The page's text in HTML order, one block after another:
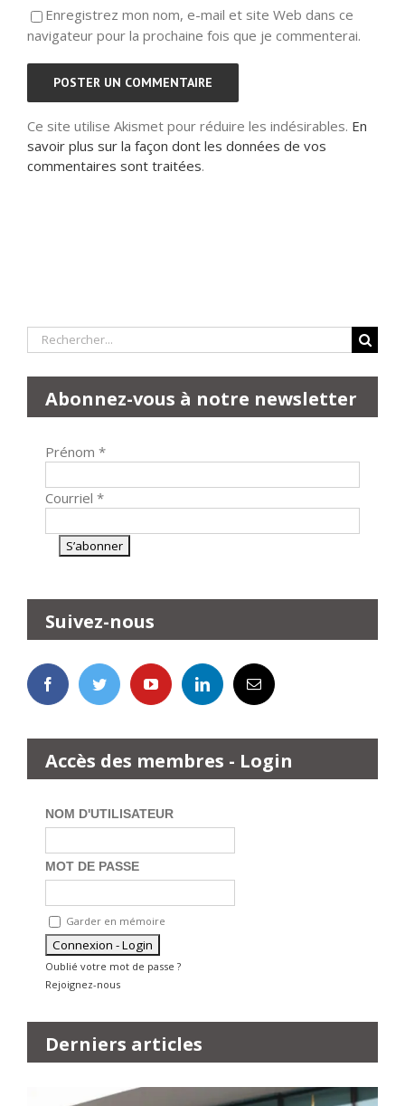
Enregistrez mon nom, e-mail et site Web dans ce
navigateur pour la prochaine fois que je commenterai.
Ce site utilise Akismet pour réduire les indésirables. En
savoir plus sur la façon dont les données de vos
commentaires sont traitées.
Rechercher:
Abonnez-vous à notre newsletter
Prénom *
Courriel *
Suivez-nous
Accès des membres - Login
NOM D'UTILISATEUR
MOT DE PASSE
Garder en mémoire
Oublié votre mot de passe ?
Rejoignez-nous
Derniers articles